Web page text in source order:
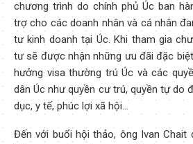
chương trình do chính phủ Úc ban
trợ cho các doanh nhân và cá nhân
tư kinh doanh tại Úc. Khi tham gia
tư sẽ được nhận những ưu đãi đặc
hưởng visa thường trú Úc và các
dân Úc như quyền cư trú, quyền tự do
dục, y tế, phúc lợi xã hội…
Đến với buổi hội thảo, ông Ivan Chait